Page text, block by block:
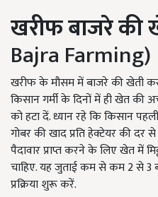
खरीफ बाजरे की
Bajra Farming)
खरीफ के मौसम में बाजरे की खेती
किसान गर्मी के दिनों में ही खेत
को हटा दें. ध्यान रहे कि किसान
गोबर की खाद प्रति हेक्टेयर की दर
पैदावार प्राप्त करने के लिए खेत में
चाहिए. यह जुताई कम से कम 2 से 3
प्रक्रिया शुरू करें.